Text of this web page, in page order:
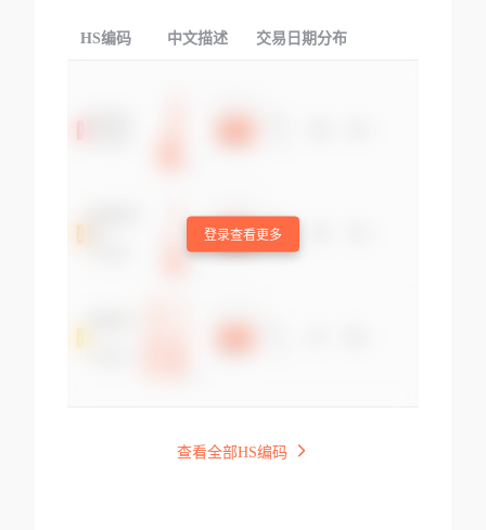
HS编码 中文描述 交易日期分布
登录查看更多
查看全部HS编码